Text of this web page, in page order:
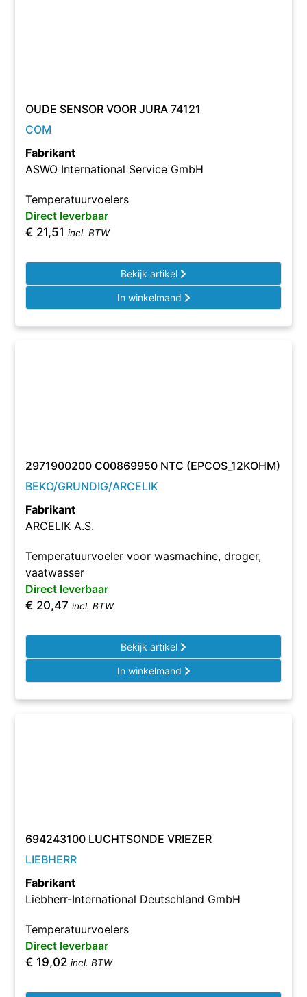
OUDE SENSOR VOOR JURA 74121
COM
Fabrikant
ASWO International Service GmbH
Temperatuurvoelers
Direct leverbaar
€ 21,51 incl. BTW
Bekijk artikel
In winkelmand
2971900200 C00869950 NTC (EPCOS_12KOHM)
BEKO/GRUNDIG/ARCELIK
Fabrikant
ARCELIK A.S.
Temperatuurvoeler voor wasmachine, droger,
vaatwasser
Direct leverbaar
€ 20,47 incl. BTW
Bekijk artikel
In winkelmand
694243100 LUCHTSONDE VRIEZER
LIEBHERR
Fabrikant
Liebherr-International Deutschland GmbH
Temperatuurvoelers
Direct leverbaar
€ 19,02 incl. BTW